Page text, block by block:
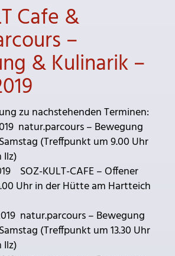
Cafe &
–
& Kulinarik –
zu nachstehenden Terminen:
natur.parcours – Bewegung
(Treffpunkt um 9.00 Uhr
SOZ-KULT-CAFE – Offener
Uhr in der Hütte am Hartteich
natur.parcours – Bewegung
(Treffpunkt um 13.30 Uhr